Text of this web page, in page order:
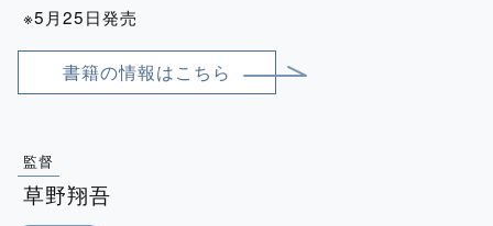
※5月25日発売
書籍の情報はこちら
監督
草野翔吾